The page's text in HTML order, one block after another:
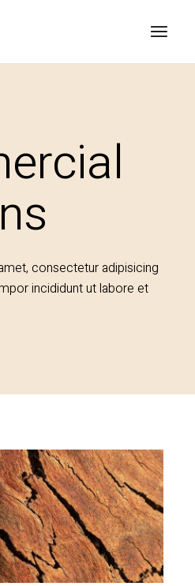
consectetur adipisicing
incididunt ut labore et